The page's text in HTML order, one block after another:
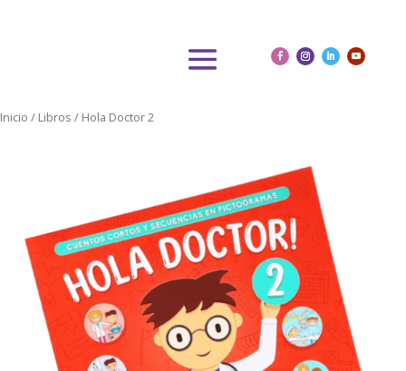
Inicio / Libros / Hola Doctor 2